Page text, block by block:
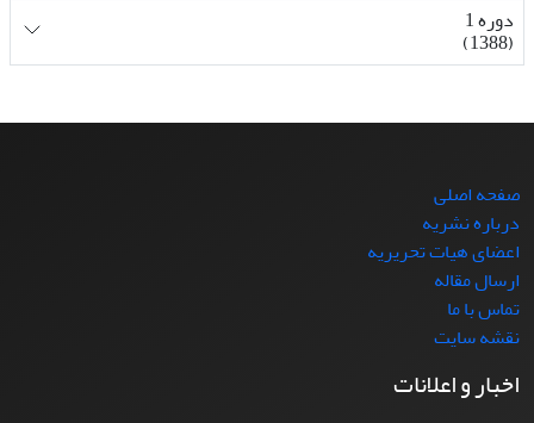
دوره 1
(1388)
صفحه اصلی
درباره نشریه
اعضای هیات تحریریه
ارسال مقاله
تماس با ما
نقشه سایت
اخبار و اعلانات